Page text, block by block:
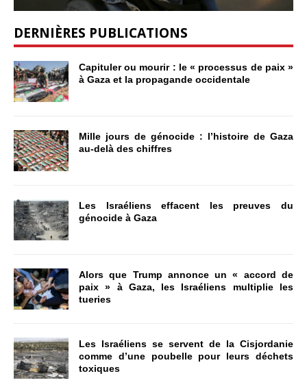
DERNIÈRES PUBLICATIONS
Capituler ou mourir : le « processus de paix »
à Gaza et la propagande occidentale
Mille jours de génocide : l’histoire de Gaza
au-delà des chiffres
Les Israéliens effacent les preuves du
génocide à Gaza
Alors que Trump annonce un « accord de
paix » à Gaza, les Israéliens multiplie les
tueries
Les Israéliens se servent de la Cisjordanie
comme d’une poubelle pour leurs déchets
toxiques